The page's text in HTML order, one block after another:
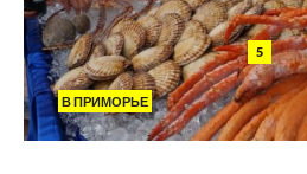
5
В ПРИМОРЬЕ